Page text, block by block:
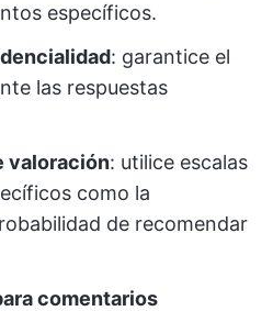
específicos.
: garantice el
las respuestas
valoración: utilice escalas
como la
de recomendar
comentarios